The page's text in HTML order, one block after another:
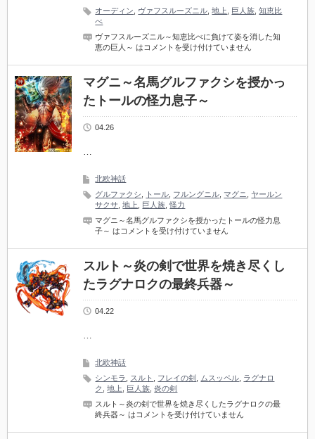
オーディン
ヴァフスルーズニル ,地上 巨人族 ,知恵比
べ
ヴァフスルーズニル～知恵比べに負けて姿を消した知
恵の巨人～ は コメントを受け付けていません
マグニ～名馬グルファクシを授かっ
たトールの怪力息子～
04.26
…
北欧神話
グルファクシ
トール フルングニル マグニ ,ヤールン
サクサ ,地上 巨人族 ,怪力
マグニ～名馬グルファクシを授かったトールの怪力息
子～ は コメントを受け付けていません
スルト～炎の剣で世界を焼き尽くし
たラグナロクの最終兵器～
04.22
…
北欧神話
シンモラ
スルト フレイの剣 ムスッペル ラグナロ
ク
,地上 巨人族 ,炎の剣
スルト～炎の剣で世界を焼き尽くしたラグナロクの最
終兵器～ は コメントを受け付けていません